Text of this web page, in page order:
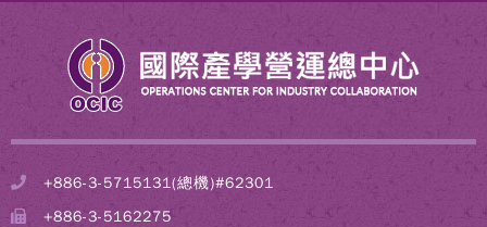
+886-3-5715131(總機)#62301
+886-3-5162275